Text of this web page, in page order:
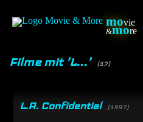
movie
&more
Filme mit 'L...' (17)
L.A. Confidential [1997]